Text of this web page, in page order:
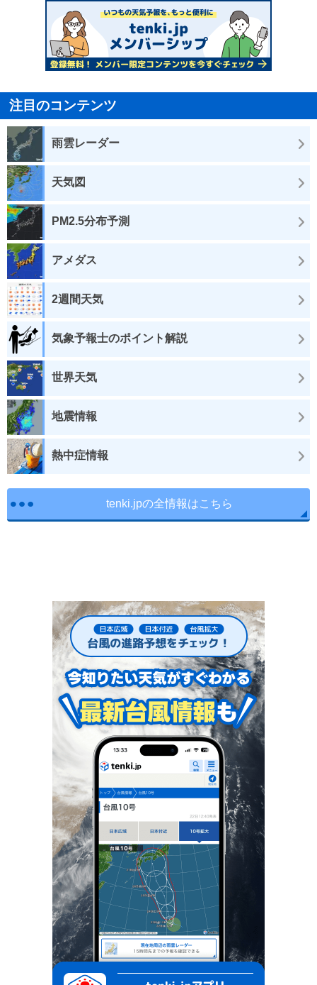
注目のコンテンツ
雨雲レーダー
天気図
PM2.5分布予測
アメダス
2週間天気
気象予報士のポイント解説
世界天気
地震情報
熱中症情報
tenki.jpの全情報はこちら